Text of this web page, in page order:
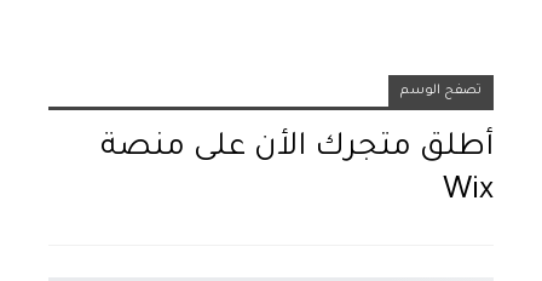
تصفح الوسم
أطلق متجرك الأن على منصة
Wix